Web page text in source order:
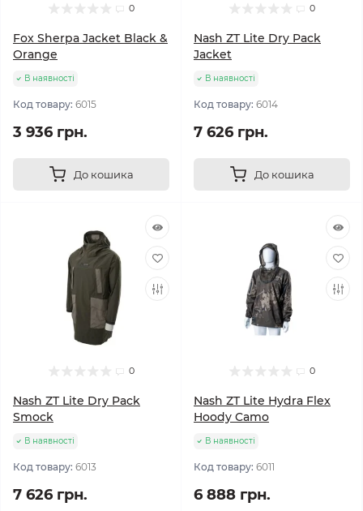
0
Fox Sherpa Jacket Black &
Orange
В наявності
Код товару: 6015
3 936 грн.
До кошика
0
Nash ZT Lite Dry Pack
Jacket
В наявності
Код товару: 6014
7 626 грн.
До кошика
0
Nash ZT Lite Dry Pack
Smock
В наявності
Код товару: 6013
7 626 грн.
0
Nash ZT Lite Hydra Flex
Hoody Camo
В наявності
Код товару: 6011
6 888 грн.